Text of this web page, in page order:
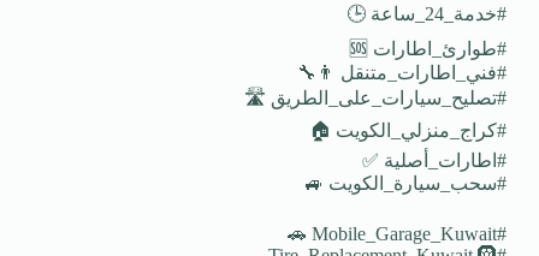
#خدمة_24_ساعة 🕒
#طوارئ_اطارات 🆘
#فني_اطارات_متنقل 👨‍🔧
#تصليح_سيارات_على_الطريق 🛣️
#كراج_منزلي_الكويت 🏠
#اطارات_أصلية ✅
#سحب_سيارة_الكويت 🚙
#Mobile_Garage_Kuwait 🚗